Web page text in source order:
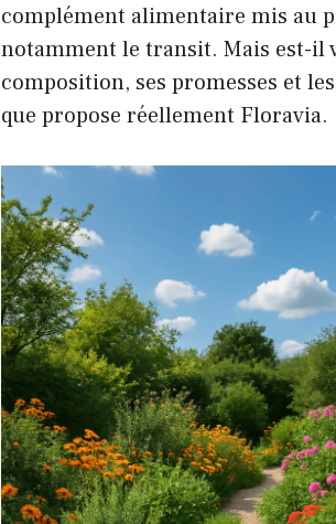
complément alimentaire mis au
notamment le transit. Mais est-il
composition, ses promesses et
que propose réellement Floravia.